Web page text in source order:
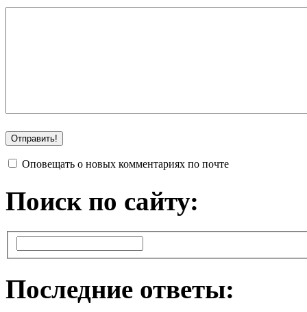
Оповещать о новых комментариях по почте
Поиск по сайту:
Последние ответы: